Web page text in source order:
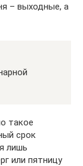
– выходные, а
такое
срок
лишь
или пятницу